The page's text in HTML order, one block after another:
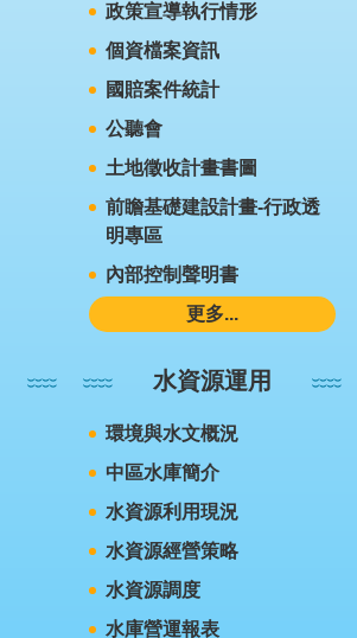
政策宣導執行情形
個資檔案資訊
國賠案件統計
公聽會
土地徵收計畫書圖
前瞻基礎建設計畫-行政透
明專區
內部控制聲明書
更多...
水資源運用
環境與水文概況
中區水庫簡介
水資源利用現況
水資源經營策略
水資源調度
水庫營運報表